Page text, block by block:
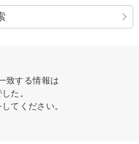
致する情報は
た。
てください。